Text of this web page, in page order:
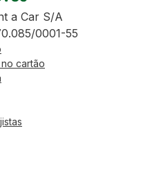
a Car S/A
0001-55
cartão